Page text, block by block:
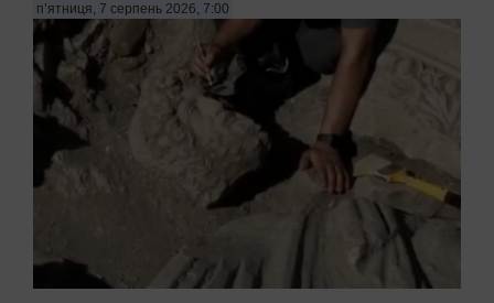
п’ятниця, 7 серпень 2026, 7:00